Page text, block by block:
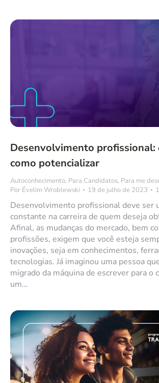
Desenvolvimento profissional:
como potencializar
Autoconhecimento, Para Candidatos, Para me
Por Évelim Wroblewski 19 de julho de 2023
Desenvolvimento profissional deve ser
constante na carreira de quem deseja
Afinal, as mudanças do mercado, bem
profissões, exigem que você esteja
inovações, seja em conhecimentos,
tecnologias. Já imaginou uma pessoa
migrado da máquina de escrever para o
um…